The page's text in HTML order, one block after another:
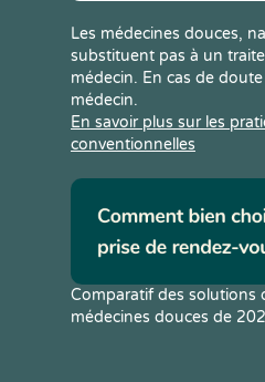
Les médecines douces,
substituent pas à un
médecin. En cas de
médecin.
En savoir plus sur les
conventionnelles
Comparatif des solutions
médecines douces de